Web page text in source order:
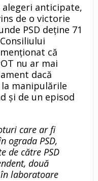
alegeri anticipate,
de o victorie
PSD deține 71
că
nu ar mai
dacă
manipulările
și de un episod
care ar fi
ograda PSD,
de către PSD
două
laboratoare